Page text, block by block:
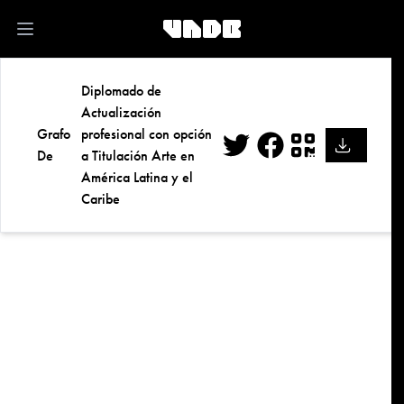
Open main menu
Grafo
De
Diplomado de
Actualización
profesional con opción
a Titulación Arte en
América Latina y el
Caribe
Facebook
QR